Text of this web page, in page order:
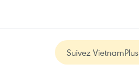
Suivez VietnamPlus